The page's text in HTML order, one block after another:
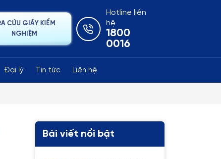
Hotline liên
hệ
1800
0016
CỨU GIẤY KIỂM
NGHIỆM
Đại lý Tin tức Liên hệ
Bài viết nổi bật